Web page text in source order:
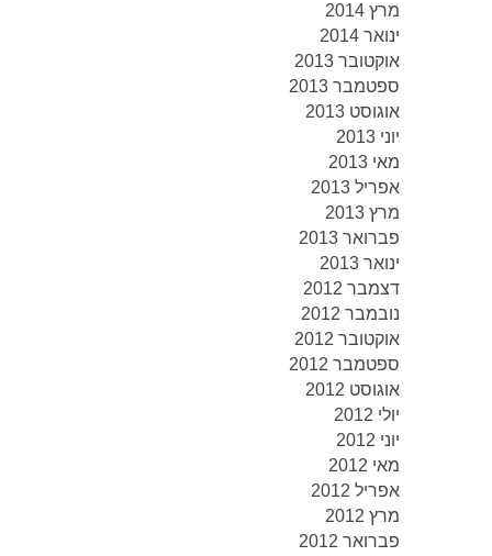
מרץ 2014
ינואר 2014
אוקטובר 2013
ספטמבר 2013
אוגוסט 2013
יוני 2013
מאי 2013
אפריל 2013
מרץ 2013
פברואר 2013
ינואר 2013
דצמבר 2012
נובמבר 2012
אוקטובר 2012
ספטמבר 2012
אוגוסט 2012
יולי 2012
יוני 2012
מאי 2012
אפריל 2012
מרץ 2012
פברואר 2012